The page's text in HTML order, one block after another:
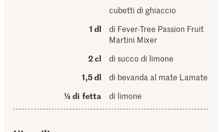
cubetti di ghiaccio
1 dl
di Fever-Tree Passion Fruit
Martini Mixer
2 cl
di succo di limone
1,5 dl
di bevanda al mate Lamate
¼ di fetta
di limone